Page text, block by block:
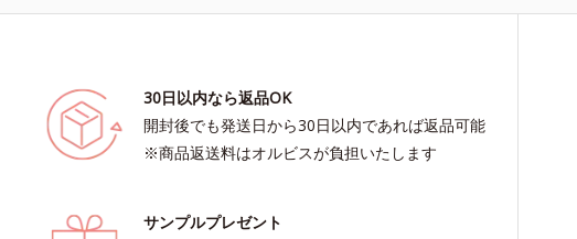
30日以内なら返品OK
開封後でも発送日から30日以内であれば返品可能
※商品返送料はオルビスが負担いたします
サンプルプレゼント